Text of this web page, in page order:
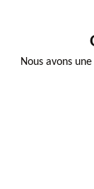
Nous avons